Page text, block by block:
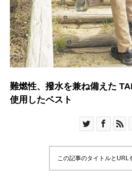
難燃性、撥水を兼ね備えた
使用したベスト
この記事のタイトルとURL